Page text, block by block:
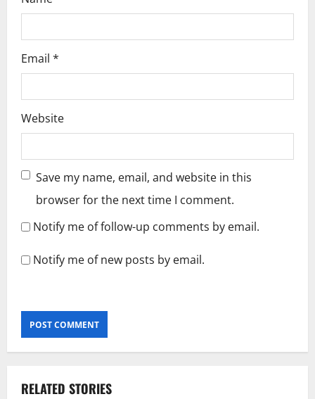
Email *
Website
Save my name, email, and website in this
browser for the next time I comment.
Notify me of follow-up comments by email.
Notify me of new posts by email.
RELATED STORIES